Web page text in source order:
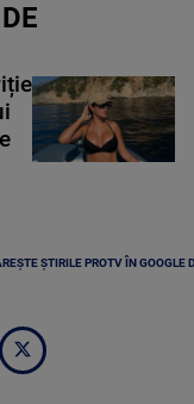
ȘTIRILE PROTV ÎN GOOGLE